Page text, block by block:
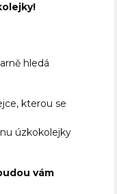
hledá
kterou se
úzkokolejky
vám